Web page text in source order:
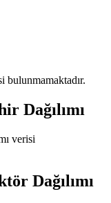
bulunmamaktadır.
Dağılımı
verisi
Dağılımı